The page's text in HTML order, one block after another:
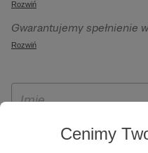
Cenimy
sp. z o.o. z siedziba w
092 Warszawa. Twoje
szczególności w celu
Patronite.pl, w tym
otrzymywania wsparcia na
Rozwiń
Gwarantujemy spełnienie
wynikających z ogólnego
ich przenoszenia,
wyrażenia sprzeciwu
osobowych. Rejestracja
Rozwiń